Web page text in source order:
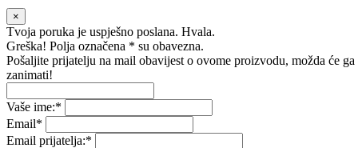
×
Tvoja poruka je uspješno poslana. Hvala.
Greška! Polja označena * su obavezna.
Pošaljite prijatelju na mail obavijest o ovome proizvodu, možda će ga
zanimati!
Vaše ime:*
Email*
Email prijatelja:*